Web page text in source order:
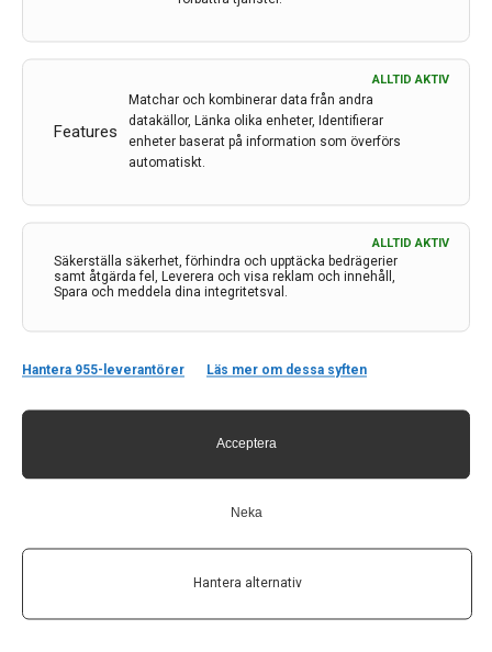
Features
ALLTID AKTIV
Matchar och kombinerar data från andra
datakällor, Länka olika enheter, Identifierar
enheter baserat på information som överförs
automatiskt.
Säkerställa säkerhet, förhindra och upptäcka bedrägerier
samt åtgärda fel, Leverera och visa reklam och innehåll,
Spara och meddela dina integritetsval.
ALLTID AKTIV
Hantera 955-leverantörer Läs mer om dessa syften
Acceptera
Neka
Hantera alternativ
Norrköping får vetenskapligt demensboende
Trygga utemiljöer och egen plats för personal. Ny
15 apr 2026